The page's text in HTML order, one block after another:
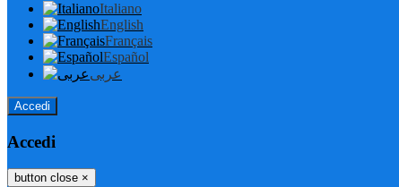
Italiano
English
Français
Español
عربى
Accedi
Accedi
button close ×